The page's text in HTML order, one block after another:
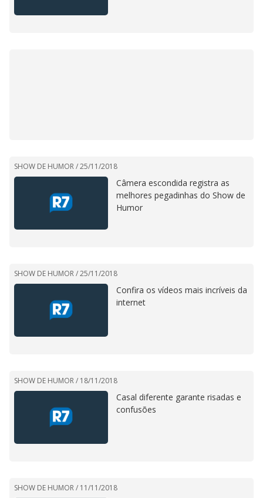
SHOW DE HUMOR /25/11/2018
Câmera escondida registra as
melhores pegadinhas do Show de
Humor
SHOW DE HUMOR /25/11/2018
Confira os vídeos mais incríveis da
internet
SHOW DE HUMOR / 18/11/2018
Casal diferente garante risadas e
confusões
SHOW DE HUMOR / 11/11/2018